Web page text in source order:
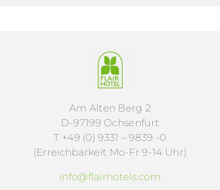
Am Alten Berg 2
D-97199 Ochsenfurt
T +49 (0) 9331 – 9839 -0
(Erreichbarkeit Mo-Fr 9-14 Uhr)
info@flairhotels.com